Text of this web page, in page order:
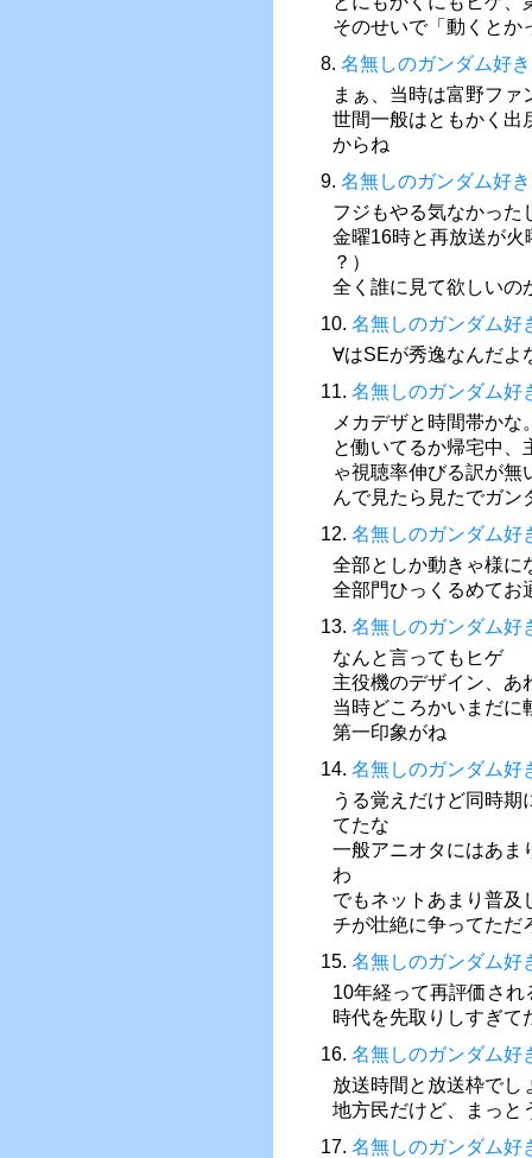
そのせいで「動くとか
8. 名無しのガンダム好き
まぁ、当時は富野フ
世間一般はともかく出
からね
9. 名無しのガンダム好き
フジもやる気なかった
金曜16時と再放送が
？）
全く誰に見て欲しい
10. 名無しのガンダム好
∀はSEが秀逸なんだよ
11. 名無しのガンダム好
メカデザと時間帯か
と働いてるか帰宅中、
ゃ視聴率伸びる訳が無
んで見たら見たでガ
12. 名無しのガンダム好
全部としか動きゃ様に
全部門ひっくるめてお
13. 名無しのガンダム好
なんと言ってもヒゲ
主役機のデザイン、あ
当時どころかいまだに
第一印象がね
14. 名無しのガンダム好
うる覚えだけど同時
てたな
一般アニオタにはあま
わ
でもネットあまり普及
チが壮絶に争ってただ
15. 名無しのガンダム好
10年経って再評価さ
時代を先取りしすぎて
16. 名無しのガンダム好
放送時間と放送枠でし
地方民だけど、まっと
17. 名無しのガンダム好